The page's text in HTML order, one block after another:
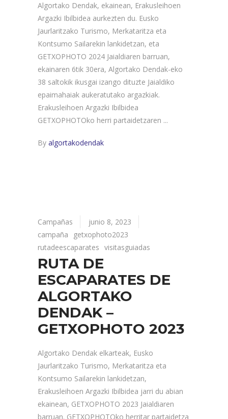
Algortako Dendak, ekainean, Erakusleihoen
Argazki Ibilbidea aurkezten du. Eusko
Jaurlaritzako Turismo, Merkataritza eta
Kontsumo Sailarekin lankidetzan, eta
GETXOPHOTO 2024 Jaialdiaren barruan,
ekainaren 6tik 30era, Algortako Dendak-eko
38 saltokik ikusgai izango dituzte Jaialdiko
epaimahaiak aukeratutako argazkiak.
Erakusleihoen Argazki Ibilbidea
GETXOPHOTOko herri partaidetzaren
By algortakodendak
Campañas
junio 8, 2023
campaña
getxophoto2023
rutadeescaparates visitasguiadas
RUTA DE
ESCAPARATES DE
ALGORTAKO
DENDAK –
GETXOPHOTO 2023
Algortako Dendak elkarteak, Eusko
Jaurlaritzako Turismo, Merkataritza eta
Kontsumo Sailarekin lankidetzan,
Erakusleihoen Argazki Ibilbidea jarri du abian
ekainean, GETXOPHOTO 2023 Jaialdiaren
barruan. GETXOPHOTOko herritar partaidetza